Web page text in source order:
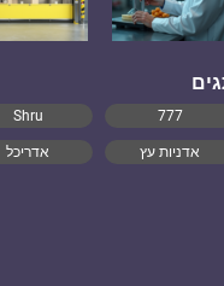
777
Shru
אדניות עץ אדריכל